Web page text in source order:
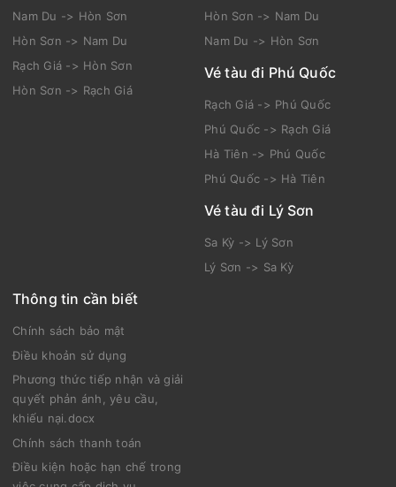
Nam Du -> Hòn Sơn
Hòn Sơn -> Nam Du
Rạch Giá -> Hòn Sơn
Hòn Sơn -> Rạch Giá
Hòn Sơn -> Nam Du
Nam Du -> Hòn Sơn
Vé tàu đi Phú Quốc
Rạch Giá -> Phú Quốc
Phú Quốc -> Rạch Giá
Hà Tiên -> Phú Quốc
Phú Quốc -> Hà Tiên
Vé tàu đi Lý Sơn
Sa Kỳ -> Lý Sơn
Lý Sơn -> Sa Kỳ
Thông tin cần biết
Chính sách bảo mật
Điều khoản sử dụng
Phương thức tiếp nhận và giải
quyết phản ánh, yêu cầu,
khiếu nại.docx
Chính sách thanh toán
Điều kiện hoặc hạn chế trong